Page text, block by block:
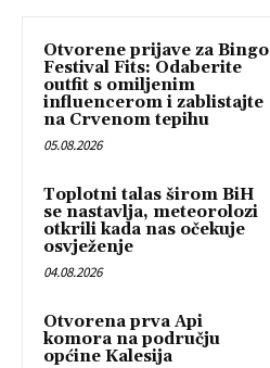
Otvorene prijave za Bingo
Festival Fits: Odaberite
outfit s omiljenim
influencerom i zablistajte
na Crvenom tepihu
05.08.2026
Toplotni talas širom BiH
se nastavlja, meteorolozi
otkrili kada nas očekuje
osvježenje
04.08.2026
Otvorena prva Api
komora na području
općine Kalesija